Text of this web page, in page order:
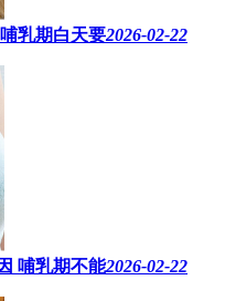
乳期白天要2026-02-22
哺乳期不能2026-02-22